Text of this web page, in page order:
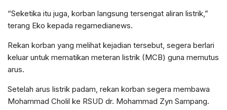
“Seketika itu juga, korban langsung tersengat aliran listrik,”
terang Eko kepada regamedianews.
Rekan korban yang melihat kejadian tersebut, segera berlari
keluar untuk mematikan meteran listrik (MCB) guna memutus
arus.
Setelah arus listrik padam, rekan korban segera membawa
Mohammad Cholil ke RSUD dr. Mohammad Zyn Sampang.